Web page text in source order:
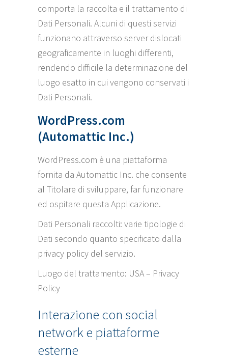
comporta la raccolta e il trattamento di
Dati Personali. Alcuni di questi servizi
funzionano attraverso server dislocati
geograficamente in luoghi differenti,
rendendo difficile la determinazione del
luogo esatto in cui vengono conservati i
Dati Personali.
WordPress.com
(Automattic Inc.)
WordPress.com è una piattaforma
fornita da Automattic Inc. che consente
al Titolare di sviluppare, far funzionare
ed ospitare questa Applicazione.
Dati Personali raccolti: varie tipologie di
Dati secondo quanto specificato dalla
privacy policy del servizio.
Luogo del trattamento: USA – Privacy
Policy
Interazione con social
network e piattaforme
esterne